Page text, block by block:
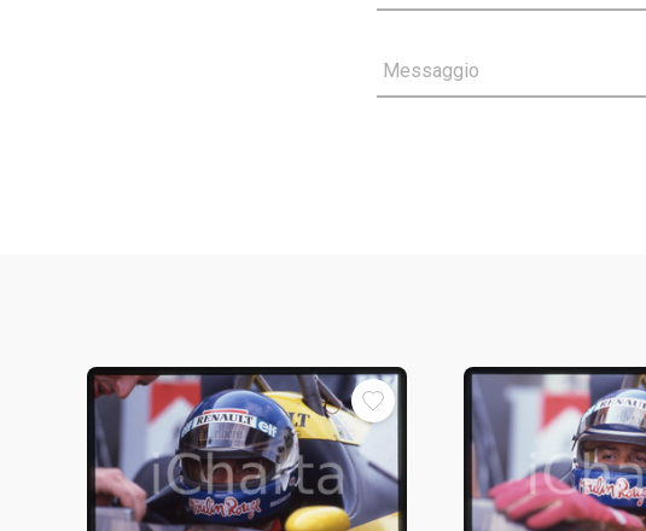
Messaggio